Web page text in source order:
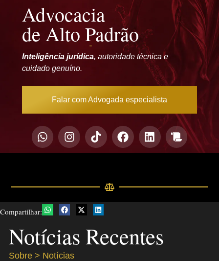
Advocacia
de Alto Padrão
Inteligência jurídica, autoridade técnica e
cuidado genuíno.
Falar com Advogada especialista
Compartilhar:
Notícias Recentes
Sobre > Notícias